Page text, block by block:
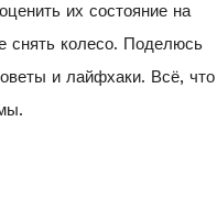
их состояние на
снять колесо. Поделюсь
и лайфхаки. Всё, что